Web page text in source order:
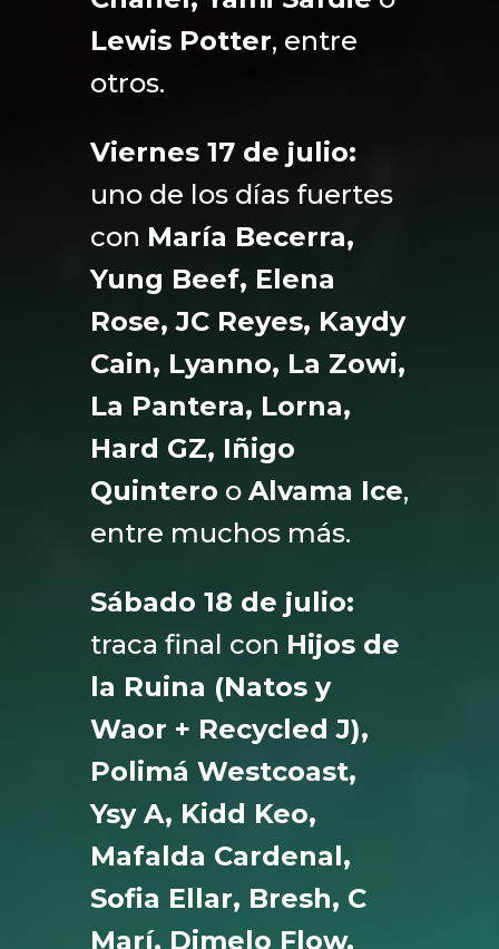
Lewis Potter, entre
otros.
Viernes 17 de julio:
uno de los días fuertes
con María Becerra,
Yung Beef, Elena
Rose, JC Reyes, Kaydy
Cain, Lyanno, La Zowi,
La Pantera, Lorna,
Hard GZ, Iñigo
Quintero o Alvama Ice,
entre muchos más.
Sábado 18 de julio:
traca final con Hijos de
la Ruina (Natos y
Waor + Recycled J),
Polimá Westcoast,
Ysy A, Kidd Keo,
Mafalda Cardenal,
Sofia Ellar, Bresh, C
Marí, Dimelo Flow,